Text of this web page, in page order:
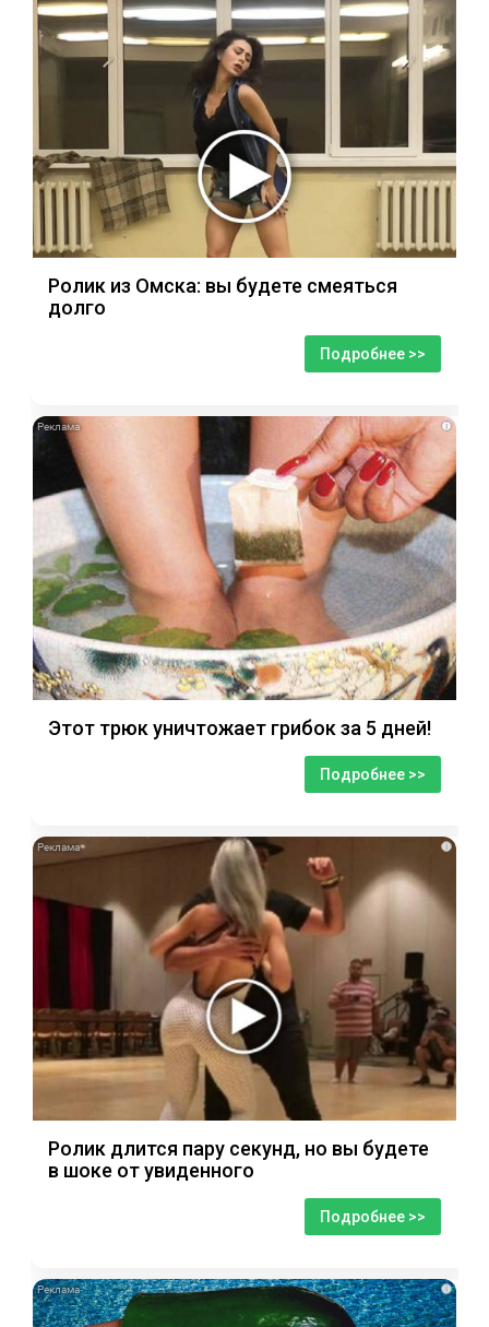
Ролик из Омска: вы будете смеяться
долго
Подробнее >>
i
Этот трюк уничтожает грибок за 5 дней!
Подробнее >>
i
Ролик длится пару секунд, но вы будете
в шоке от увиденного
Подробнее >>
i